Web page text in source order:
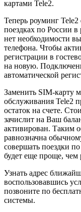
картами Tele2.
Теперь роуминг
поездках по России в
нет необходимости
телефона. Чтобы
регистрации в
на новую.
автоматической
Заменить SIM-карту
обслуживания Tele2
остаток на счете.
зачислит на Ваш
активирован. Таким
равнозначна
совершать поездки
будет еще проще, чем
Узнать адрес
воспользовавшись
позвоните по
системы.